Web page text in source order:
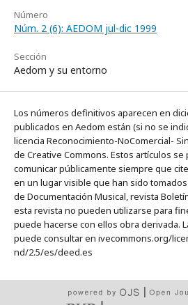
Número
Núm. 2 (6): AEDOM jul-dic 1999
Sección
Aedom y su entorno
Los números definitivos aparecen en
publicados en Aedom están (si no se
licencia Reconocimiento-NoComercial-
de Creative Commons. Estos artículos
comunicar públicamente siempre que
en un lugar visible que han sido
de Documentación Musical, revista
esta revista no pueden utilizarse para
puede hacerse con ellos obra derivada.
puede consultar en ivecommons.org/
nd/2.5/es/deed.es